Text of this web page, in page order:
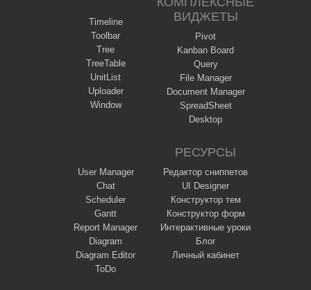
Timeline
Toolbar
Tree
TreeTable
UnitList
Uploader
Window
ВИДЖЕТЫ
Pivot
Kanban Board
Query
File Manager
Document Manager
SpreadSheet
Desktop
User Manager
Chat
Scheduler
Gantt
Report Manager
Diagram
Diagram Editor
ToDo
РЕСУРСЫ
Редактор сниппетов
UI Designer
Конструктор тем
Конструктор форм
Интерактивные уроки
Блог
Личный кабинет